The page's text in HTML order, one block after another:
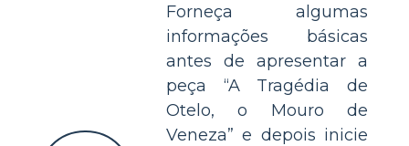
Forneça algumas
informações básicas
antes de apresentar a
peça “A Tragédia de
Otelo, o Mouro de
Veneza” e depois inicie